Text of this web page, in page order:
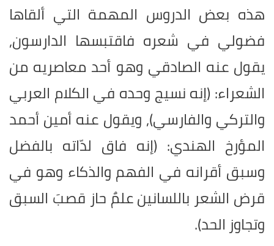
هذه بعض الدروس المهمة التي ألقاها
فضولي في شعره فاقتبسها الدارسون,
يقول عنه الصادقي وهو أحد معاصريه من
الشعراء: (إنه نسيج وحده في الكلام العربي
والتركي والفارسي), ويقول عنه أمين أحمد
المؤرخ الهندي: (إنه فاق لدّاته بالفضل
وسبق أقرانه في الفهم والذكاء وهو في
قرض الشعر باللسانين علمٌ حاز قصبَ السبق
وتجاوز الحد).